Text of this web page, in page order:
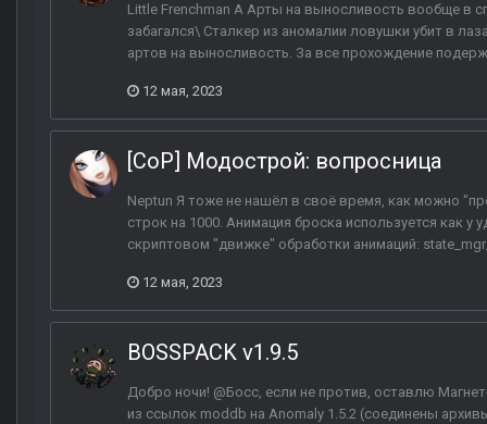
Little Frenchman А Арты на выносливость вообще в
забагался\ Сталкер из аномалии ловушки убит в
артов на выносливость. За все прохождение
12 мая, 2023
[CoP] Модострой: вопросница
Neptun Я тоже не нашёл в своё время, как можно
строк на 1000. Анимация броска используется как у
скриптовом "движке" обработки анимаций:
12 мая, 2023
BOSSPACK v1.9.5
Добро ночи! @Босс, если не против, оставлю
из ссылок moddb на Anomaly 1.5.2 (соединены